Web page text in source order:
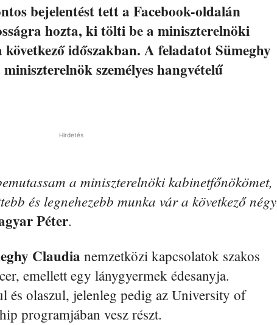
bejelentést tett a Facebook-oldalán
hozta, ki tölti be a miniszterelnöki
időszakban. A feladatot Sümeghy
személyes hangvételű
Hirdetés
a miniszterelnöki kabinetfőnökömet,
és legnehezebb munka vár a következő négy
Péter.
Claudia nemzetközi kapcsolatok szakos
emellett egy lánygyermek édesanyja.
és olaszul, jelenleg pedig az University of
programjában vesz részt.